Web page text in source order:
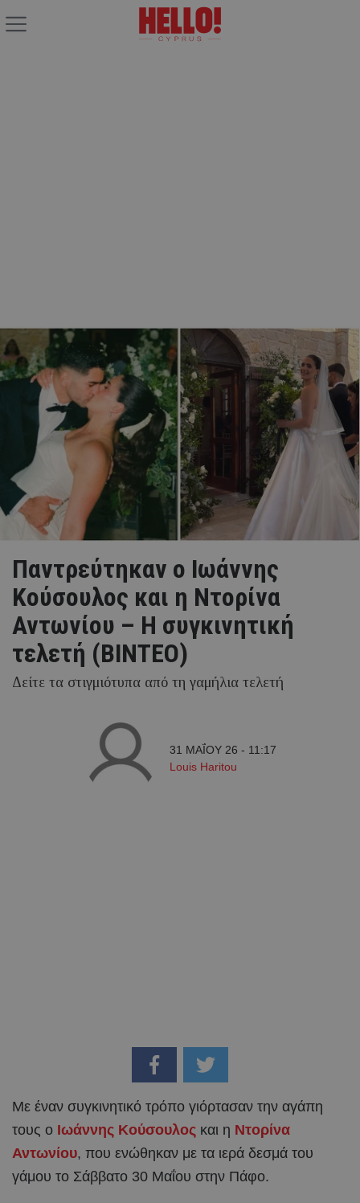
Παντρεύτηκαν ο Ιωάννης
Κούσουλος και η Ντορίνα
Αντωνίου – Η συγκινητική
τελετή (ΒΙΝΤΕΟ)
Δείτε τα στιγμιότυπα από τη γαμήλια τελετή
31 ΜΑΪ́ΟΥ 26 - 11:17
Louis Haritou
Με έναν συγκινητικό τρόπο γιόρτασαν την αγάπη
τους ο Ιωάννης Κούσουλος και η Ντορίνα
Αντωνίου, που ενώθηκαν με τα ιερά δεσμά του
γάμου το Σάββατο 30 Μαΐου στην Πάφο.